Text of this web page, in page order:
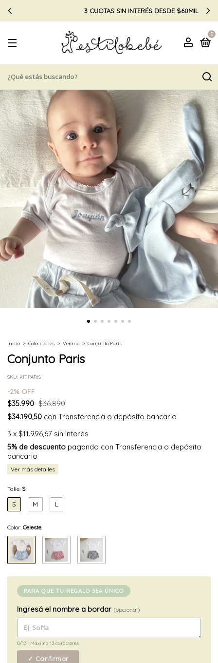
3 CUOTAS SIN INTERÉS DESDE $60MIL
0
Inicio > Colecciones > Verano > Conjunto Paris
Conjunto Paris
SKU: KITPARIS
-2% OFF
$35.990 $36.890
$34.190,50 con Transferencia o depósito bancario
3 x $11.996,67 sin interés
5% de descuento pagando con Transferencia o depósito
bancario
Ver más detalles
Talle: S
S M L
Color: Celeste
PARA QUE TU REGALO SEA ÚNICO
Ingresá el nombre a bordar (opcional)
0/13 · Máximo 13 caracteres.
✓ Confirmar